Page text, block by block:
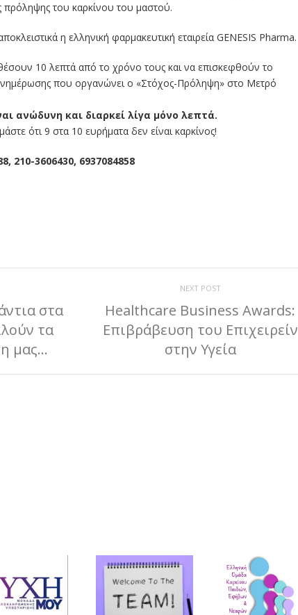
του καρκίνου του μαστού.
η ελληνική φαρμακευτική εταιρεία GENESIS Pharma.
10 λεπτά από το χρόνο τους και να επισκεφθούν το
που οργανώνει ο «Στόχος-Πρόληψη» στο Μετρό
ανώδυνη και διαρκεί λίγα μόνο λεπτά.
ότι 9 στα 10 ευρήματα δεν είναι καρκίνος!
210-3606430, 6937084858
στα
τα
μας…
NEXT POST
Healthcare Business Awards:
Επιβράβευση του Επιχειρείν
στην Υγεία